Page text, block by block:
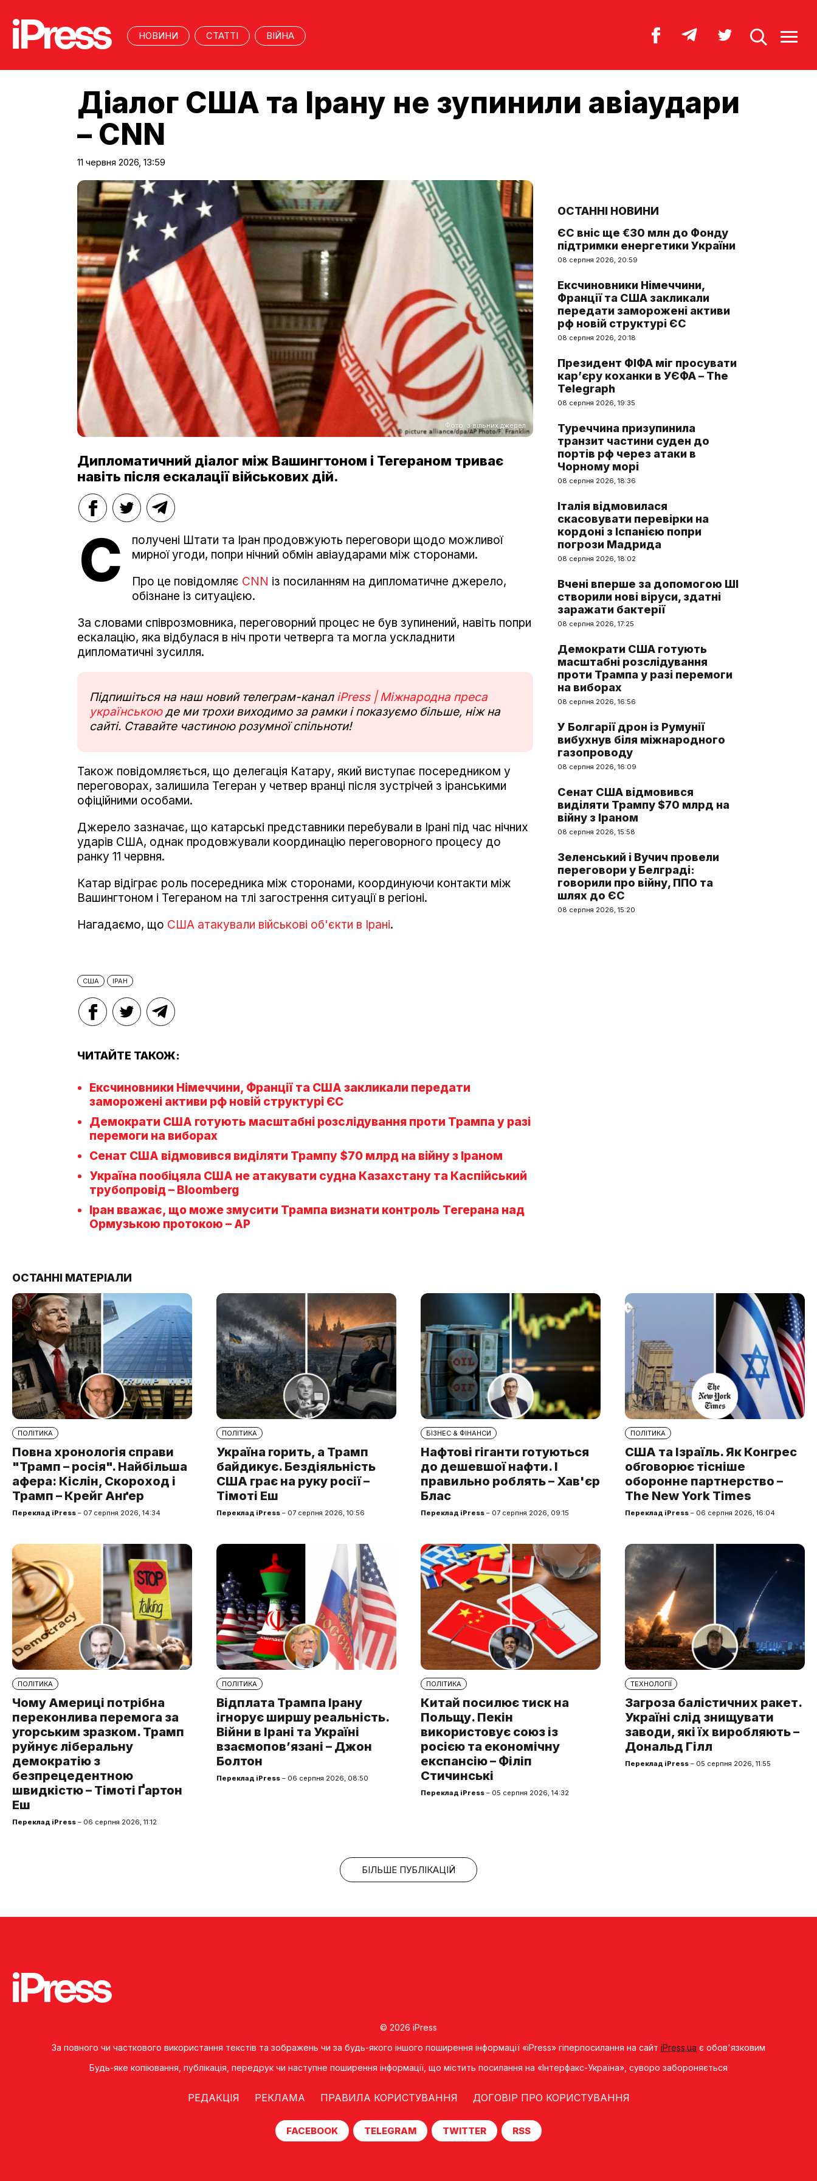
НОВИНИ СТАТТІ ВІЙНА
Діалог США та Ірану не зупинили авіаудари
– CNN
11 червня 2026, 13:59
Фото: з вільних джерел
Дипломатичний діалог між Вашингтоном і Тегераном триває
навіть після ескалації військових дій.
С
получені Штати та Іран продовжують переговори щодо можливої
мирної угоди, попри нічний обмін авіаударами між сторонами.
Про це повідомляє CNN із посиланням на дипломатичне джерело,
обізнане із ситуацією.
За словами співрозмовника, переговорний процес не був зупинений, навіть попри
ескалацію, яка відбулася в ніч проти четверга та могла ускладнити
дипломатичні зусилля.
Підпишіться на наш новий телеграм-канал iPress | Міжнародна преса
українськоюде ми трохи виходимо за рамки і показуємо більше, ніж на
сайті. Ставайте частиною розумної спільноти!
Також повідомляється, що делегація Катару, який виступає посередником у
переговорах, залишила Тегеран у четвер вранці після зустрічей з іранськими
офіційними особами.
Джерело зазначає, що катарські представники перебували в Ірані під час нічних
ударів США, однак продовжували координацію переговорного процесу до
ранку 11 червня.
Катар відіграє роль посередника між сторонами, координуючи контакти між
Вашингтоном і Тегераном на тлі загострення ситуації в регіоні.
Нагадаємо, що США атакували військові об'єкти в Ірані.
США ІРАН
ЧИТАЙТЕ ТАКОЖ:
Ексчиновники Німеччини, Франції та США закликали передати
заморожені активи рф новій структурі ЄС
Демократи США готують масштабні розслідування проти Трампа у разі
перемоги на виборах
Сенат США відмовився виділяти Трампу $70 млрд на війну з Іраном
Україна пообіцяла США не атакувати судна Казахстану та Каспійський
трубопровід – Bloomberg
Іран вважає, що може змусити Трампа визнати контроль Тегерана над
Ормузькою протокою – AP
ОСТАННІ НОВИНИ
ЄС вніс ще €30 млн до Фонду
підтримки енергетики України
08 серпня 2026, 20:59
Ексчиновники Німеччини,
Франції та США закликали
передати заморожені активи
рф новій структурі ЄС
08 серпня 2026, 20:18
Президент ФІФА міг просувати
кар’єру коханки в УЄФА – The
Telegraph
08 серпня 2026, 19:35
Туреччина призупинила
транзит частини суден до
портів рф через атаки в
Чорному морі
08 серпня 2026, 18:36
Італія відмовилася
скасовувати перевірки на
кордоні з Іспанією попри
погрози Мадрида
08 серпня 2026, 18:02
Вчені вперше за допомогою ШІ
створили нові віруси, здатні
заражати бактерії
08 серпня 2026, 17:25
Демократи США готують
масштабні розслідування
проти Трампа у разі перемоги
на виборах
08 серпня 2026, 16:56
У Болгарії дрон із Румунії
вибухнув біля міжнародного
газопроводу
08 серпня 2026, 16:09
Сенат США відмовився
виділяти Трампу $70 млрд на
війну з Іраном
08 серпня 2026, 15:58
Зеленський і Вучич провели
переговори у Белграді:
говорили про війну, ППО та
шлях до ЄС
08 серпня 2026, 15:20
ОСТАННІ МАТЕРІАЛИ
ПОЛІТИКА
Повна хронологія справи
"Трамп – росія". Найбільша
афера: Кіслін, Скороход і
Трамп – Крейг Анґер
Переклад iPress – 07 серпня 2026, 14:34
ПОЛІТИКА
Україна горить, а Трамп
байдикує. Бездіяльність
США грає на руку росії –
Тімоті Еш
Переклад iPress – 07 серпня 2026, 10:56
БІЗНЕС & ФІНАНСИ
Нафтові гіганти готуються
до дешевшої нафти. І
правильно роблять – Хав'єр
Блас
Переклад iPress – 07 серпня 2026, 09:15
ПОЛІТИКА
США та Ізраїль. Як Конгрес
обговорює тісніше
оборонне партнерство –
The New York Times
Переклад iPress – 06 серпня 2026, 16:04
ПОЛІТИКА
Чому Америці потрібна
переконлива перемога за
угорським зразком. Трамп
руйнує ліберальну
демократію з
безпрецедентною
швидкістю – Тімоті Ґартон
Еш
Переклад iPress – 06 серпня 2026, 11:12
ПОЛІТИКА
Відплата Трампа Ірану
ігнорує ширшу реальність.
Війни в Ірані та Україні
взаємопов’язані – Джон
Болтон
Переклад iPress – 06 серпня 2026, 08:50
ПОЛІТИКА
Китай посилює тиск на
Польщу. Пекін
використовує союз із
росією та економічну
експансію – Філіп
Стичинські
Переклад iPress – 05 серпня 2026, 14:32
ТЕХНОЛОГІЇ
Загроза балістичних ракет.
Україні слід знищувати
заводи, які їх виробляють –
Дональд Гілл
Переклад iPress – 05 серпня 2026, 11:55
БІЛЬШЕ ПУБЛІКАЦІЙ
© 2026 iPress
За повного чи часткового використання текстів та зображень чи за будь-якого іншого поширення інформації «iPress» гіперпосилання на сайт iPress.ua є обов'язковим
Будь-яке копiювання, публiкацiя, передрук чи наступне поширення iнформацiї, що мiстить посилання на «Iнтерфакс-Україна», суворо забороняється
РЕДАКЦІЯ РЕКЛАМА ПРАВИЛА КОРИСТУВАННЯ ДОГОВІР ПРО КОРИСТУВАННЯ
FACEBOOK TELEGRAM TWITTER RSS